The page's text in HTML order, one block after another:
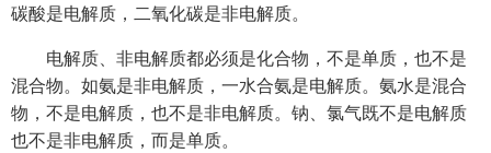
碳酸是电解质，二氧化碳是非电解质。
电解质、非电解质都必须是化合物，不是单质，也不是
混合物。如氨是非电解质，一水合氨是电解质。氨水是混合
物，不是电解质，也不是非电解质。钠、氯气既不是电解质
也不是非电解质，而是单质。